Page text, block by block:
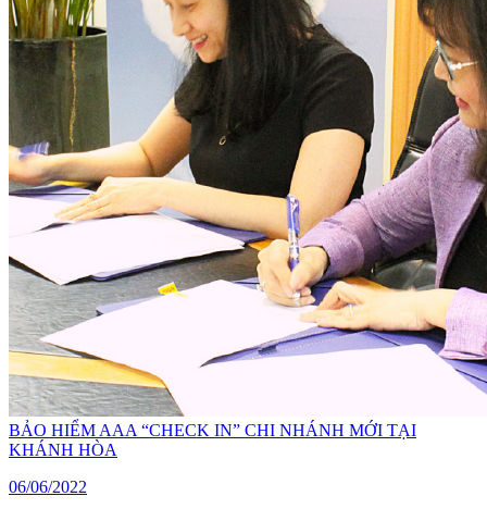
BẢO HIỂM AAA “CHECK IN” CHI NHÁNH MỚI TẠI
KHÁNH HÒA
06/06/2022